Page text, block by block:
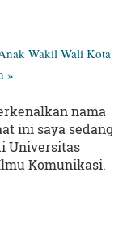
Wakil Wali Kota
»
nama
ini saya sedang
Universitas
Komunikasi.